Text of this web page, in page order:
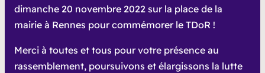
dimanche 20 novembre 2022 sur la place de la
mairie à Rennes pour commémorer le TDoR !
Merci à toutes et tous pour votre présence au
rassemblement, poursuivons et élargissons la lutte